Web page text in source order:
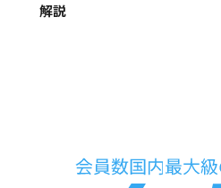
解説